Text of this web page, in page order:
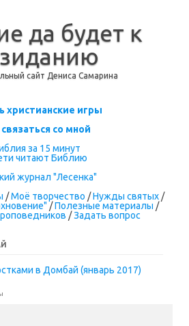
да будет к
сайт Дениса Самарина
к содержимому
христианские игры
связаться со мной
за 15 минут
читают Библию
журнал "Лесенка"
/Моё творчество /Нужды святых /
/Полезные материалы /
/Задать вопрос
в Домбай (январь 2017)